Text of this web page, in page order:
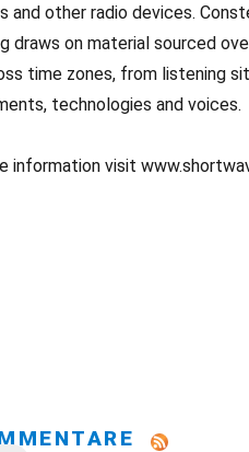
and other radio devices.
draws on material sourced
time zones, from listening
technologies and voices.
information visit